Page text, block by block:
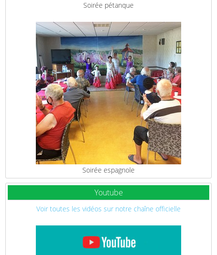
Soirée pétanque
Soirée espagnole
Youtube
Voir toutes les vidéos sur notre chaîne officielle